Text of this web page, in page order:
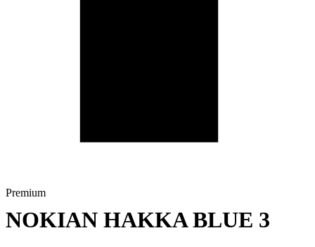
Premium
NOKIAN HAKKA BLUE 3